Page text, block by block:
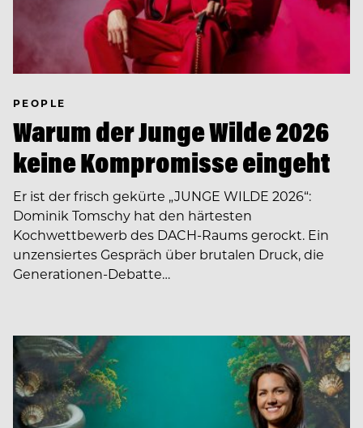
PEOPLE
Warum der Junge Wilde 2026
keine Kompromisse eingeht
Er ist der frisch gekürte „JUNGE WILDE 2026“:
Dominik Tomschy hat den härtesten
Kochwettbewerb des DACH-Raums gerockt. Ein
unzensiertes Gespräch über brutalen Druck, die
Generationen-Debatte…